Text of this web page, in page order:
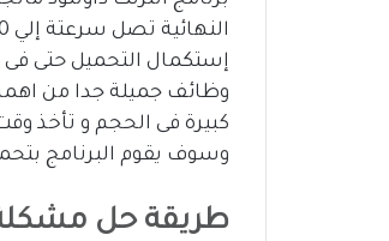
إستكمال التحميل حتى فى
وظائف جميلة جدا من
كبيرة فى الحجم و تأخذ
وسوف يقوم البرنامج
طريقة حل مشكلة